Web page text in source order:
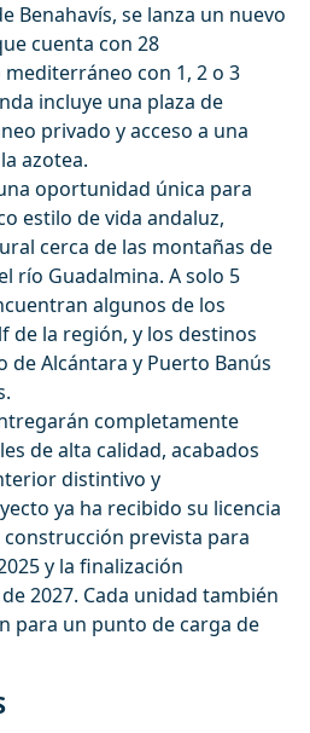
Benahavís, se lanza un nuevo
cuenta con 28
con 1, 2 o 3
incluye una plaza de
privado y acceso a una
azotea.
oportunidad única para
estilo de vida andaluz,
cerca de las montañas de
río Guadalmina. A solo 5
algunos de los
de la región, y los destinos
de Alcántara y Puerto Banús
completamente
de alta calidad, acabados
distintivo y
ya ha recibido su licencia
prevista para
y la finalización
2027. Cada unidad también
para un punto de carga de